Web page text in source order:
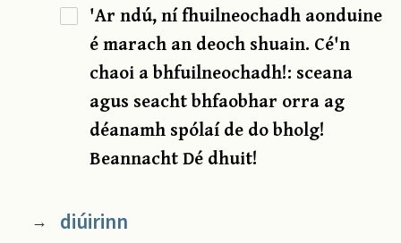
'Ar ndú, ní fhuilneochadh aonduine
é marach an deoch shuain. Cé'n
chaoi a bhfuilneochadh!: sceana
agus seacht bhfaobhar orra ag
déanamh spólaí de do bholg!
Beannacht Dé dhuit!
→ diúirinn